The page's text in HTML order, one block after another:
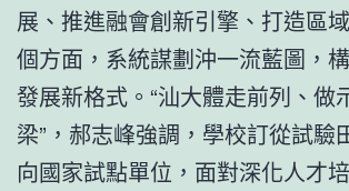
展、推進融會創新引擎、打造區
個方面，系統謀劃沖一流藍圖，
發展新格式。“汕大體走前列、做
梁”，郝志峰強調，學校訂從試驗
向國家試點單位，面對深化人才